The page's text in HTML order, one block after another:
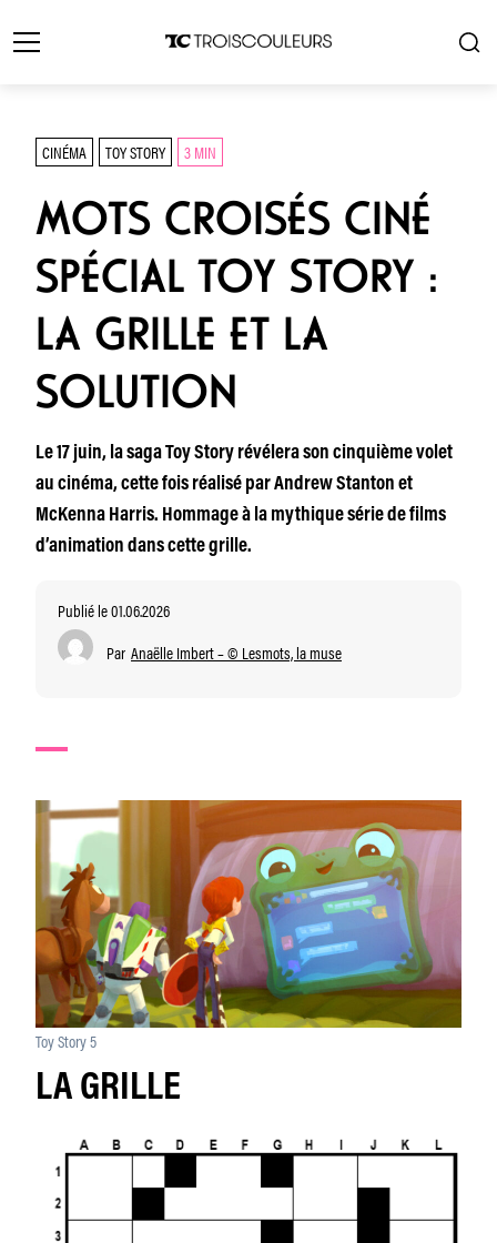
CINÉMA TOY STORY 3 MIN
MOTS CROISÉS CINÉ
SPÉCIAL TOY STORY :
LA GRILLE ET LA
SOLUTION
Le 17 juin, la saga Toy Story révélera son cinquième volet
au cinéma, cette fois réalisé par Andrew Stanton et
McKenna Harris. Hommage à la mythique série de films
d’animation dans cette grille.
Publié le 01.06.2026
Par Anaëlle Imbert – © Lesmots, la muse
Toy Story 5
LA GRILLE